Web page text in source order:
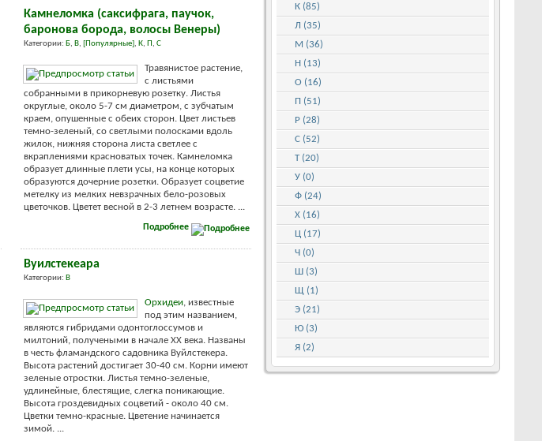
Камнеломка (саксифрага, паучок,
баронова борода, волосы Венеры)
Категории: Б, В, [Популярные], К, П , С
Травянистое растение,
с листьями
собранными в прикорневую розетку. Листья
округлые, около 5-7 см диаметром, с зубчатым
краем, опушенные с обеих сторон. Цвет листьев
темно-зеленый, со светлыми полосками вдоль
жилок, нижняя сторона листа светлее с
вкраплениями красноватых точек. Камнеломка
образует длинные плети усы, на конце которых
образуются дочерние розетки. Образует соцветие
метелку из мелких невзрачных бело-розовых
цветочков. Цветет весной в 2-3 летнем возрасте. ...
Подробнее
Вуилстекеара
Категории: В
Орхидеи , известные
под этим названием,
являются гибридами одонтоглоссумов и
милтоний, получеными в начале XX века. Названы
в честь фламандского садовника Вуйлстекера.
Высота растений достигает 30-40 см. Корни имеют
зеленые отростки. Листья темно-зеленые,
удлинейные, блестящие, слегка поникающие.
Высота гроздевидных соцветий - около 40 см.
Цветки темно-красные. Цветение начинается
зимой. ...
К (85)
Л (35)
М (36)
Н (13)
О (16)
П (51)
Р (28)
С (52)
Т (20)
У (0)
Ф (24)
Х (16)
Ц (17)
Ч (0)
Ш (3)
Щ (1)
Э (21)
Ю (3)
Я (2)